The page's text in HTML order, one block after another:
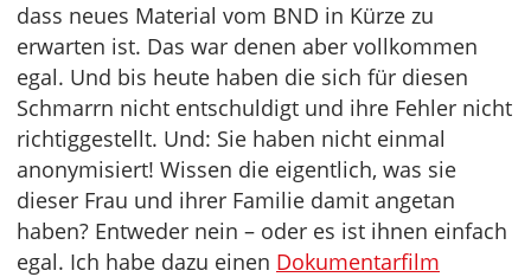
dass neues Material vom BND in Kürze zu
erwarten ist. Das war denen aber vollkommen
egal. Und bis heute haben die sich für diesen
Schmarrn nicht entschuldigt und ihre Fehler nicht
richtiggestellt. Und: Sie haben nicht einmal
anonymisiert! Wissen die eigentlich, was sie
dieser Frau und ihrer Familie damit angetan
haben? Entweder nein – oder es ist ihnen einfach
egal. Ich habe dazu einen Dokumentarfilm